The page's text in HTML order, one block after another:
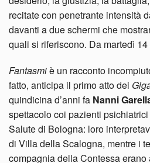
recitate con penetrante intensità
davanti a due schermi che
quali si riferiscono. Da martedì 14
Fantasmiè un racconto
fatto, anticipa il primo atto dei
quindicina d’anni fa Nanni
spettacolo coi pazienti
Salute di Bologna: loro
di Villa della Scalogna, mentre i
compagnia della Contessa erano